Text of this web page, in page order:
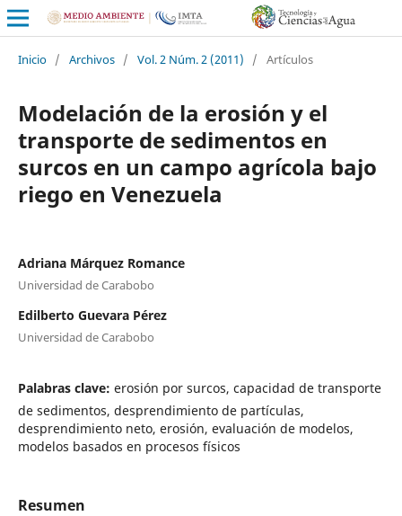
Inicio / Archivos / Vol. 2 Núm. 2 (2011) / Artículos
Modelación de la erosión y el
transporte de sedimentos en
surcos en un campo agrícola bajo
riego en Venezuela
Adriana Márquez Romance
Universidad de Carabobo
Edilberto Guevara Pérez
Universidad de Carabobo
Palabras clave: erosión por surcos, capacidad de transporte
de sedimentos, desprendimiento de partículas,
desprendimiento neto, erosión, evaluación de modelos,
modelos basados en procesos físicos
Resumen